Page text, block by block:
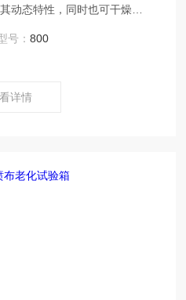
动态特性，同时也可干燥烘
备。适用于熔喷布行业的熔
无纺布模具、喷丝板等熔喷
保障了熔喷布模具烘箱以及
号：800
详情